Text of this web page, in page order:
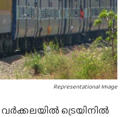
Representational Image
വർക്കലയിൽ ട്രെയിനിൽ